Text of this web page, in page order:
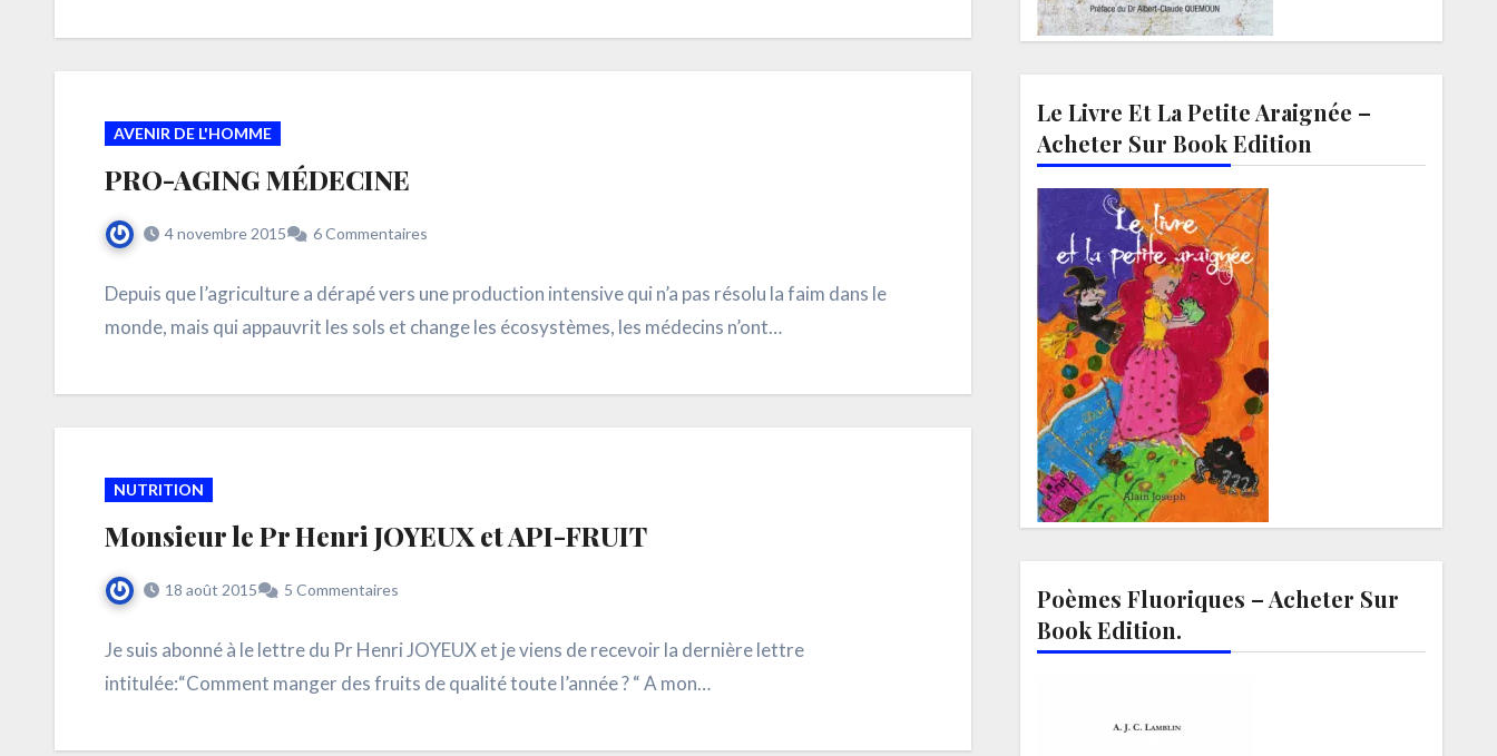
AVENIR DE L'HOMME
PRO-AGING MÉDECINE
4 novembre 2015 6 Commentaires
Depuis que l’agriculture a dérapé vers une production intensive qui n’a pas résolu la faim dans le
monde, mais qui appauvrit les sols et change les écosystèmes, les médecins n’ont…
NUTRITION
Monsieur le Pr Henri JOYEUX et API-FRUIT
18 août 2015 5 Commentaires
Je suis abonné à le lettre du Pr Henri JOYEUX et je viens de recevoir la dernière lettre
intitulée:“Comment manger des fruits de qualité toute l’année ? “ A mon…
Le Livre Et La Petite Araignée –
Acheter Sur Book Edition
Poèmes Fluoriques – Acheter Sur
Book Edition.